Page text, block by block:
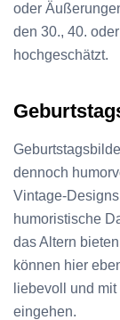
oder
den 30., 40.
hochgeschätzt.
dennoch
Vintage-
humoristische
das Altern
können hier
liebevoll und
eingehen.